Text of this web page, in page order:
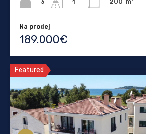
3
1
200 m²
Na prodej
189.000€
Featured